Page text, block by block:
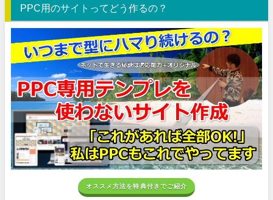
PPC用のサイトってどう作るの？
オススメ方法を特典付きでご紹介